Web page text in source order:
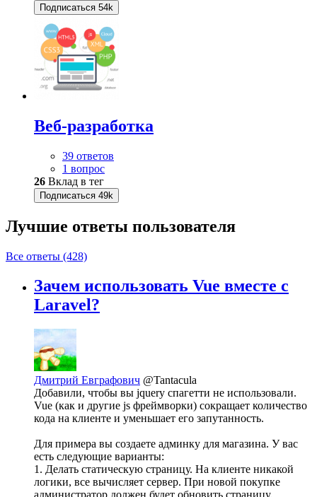
Подписаться 54k
Веб-разработка
39 ответов
1 вопрос
26 Вклад в тег
Подписаться 49k
Лучшие ответы пользователя
Все ответы (428)
Зачем использовать Vue вместе с
Laravel?
Дмитрий Евграфович @Tantacula
Добавили, чтобы вы jquery спагетти не использовали.
Vue (как и другие js фреймворки) сокращает количество
кода на клиенте и уменьшает его запутанность.
Для примера вы создаете админку для магазина. У вас
есть следующие варианты:
1. Делать статическую страницу. На клиенте никакой
логики, все вычисляет сервер. При новой покупке